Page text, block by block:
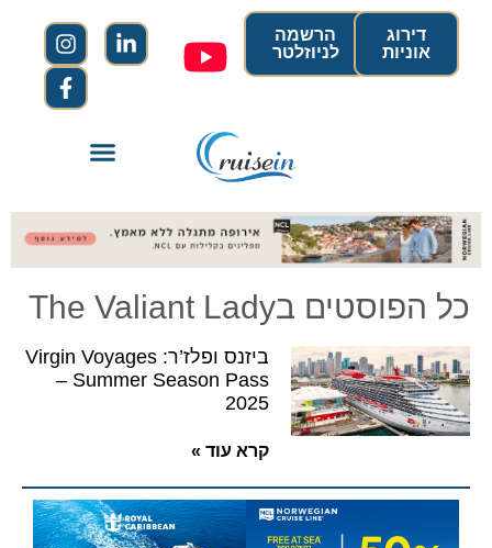
הרשמה
לניוזלטר
דירוג
אוניות
כל הפוסטים בThe Valiant Lady
ביזנס ופלז’ר: Virgin Voyages
– Summer Season Pass
2025
קרא עוד »